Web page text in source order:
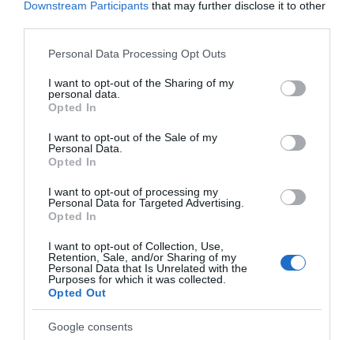
Downstream Participants that may further disclose it to other
Please note that this website/app uses one or more Google
not limited to your visit or usage behaviour. You may click to
grant or deny consent to Google and its third-party tags to
use your data for below specified purposes in below Google
consent section.
Personal Data Processing Opt Outs
I want to opt-out of the Sharing of my
personal data.
Opted In
I want to opt-out of the Sale of my
Personal Data.
Opted In
I want to opt-out of processing my
Personal Data for Targeted Advertising.
Opted In
I want to opt-out of Collection, Use,
Retention, Sale, and/or Sharing of my
Personal Data that Is Unrelated with the
Purposes for which it was collected.
Opted Out
Google consents
biljka ojača, cijela ljuska može se presaditi direktno u zemlju.
Osim što je praktično, ovo je i jednostavno ekološko rješenje koje
Kako pravilno pripremiti ljuske?
rerni dobro ih usitniti
sigurnije za korištenje.
jednostavan je način da se smanji količina kuhinjskog otpada i
istovremeno pomogne biljkama i okolišu. Male promjene u
svakodnevnim navikama često mogu imati veliki značaj, posebno
kada se kombinuju sa prirodnim načinima održavanja doma i
vrta. Uz malo truda, čak i ono što obično bacamo može postati